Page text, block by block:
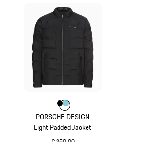
PORSCHE DESIGN
Light Padded Jacket
Kleur
KleurKleur